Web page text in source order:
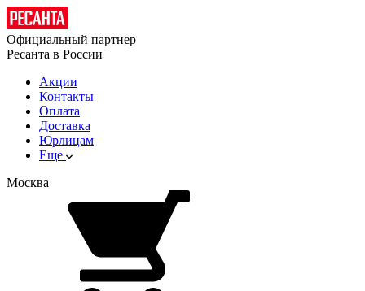
Официальный партнер
Ресанта в России
Акции
Контакты
Оплата
Доставка
Юрлицам
Еще
Москва